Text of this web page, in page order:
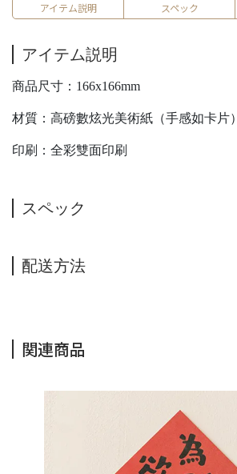
アイテム説明 スペック
アイテム説明
商品尺寸：166x166mm
材質：高磅數炫光美術紙（手感如卡片）
印刷：全彩雙面印刷
スペック
配送方法
関連商品